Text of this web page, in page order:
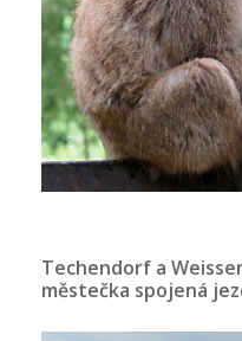
Techendorf a
městečka spojená